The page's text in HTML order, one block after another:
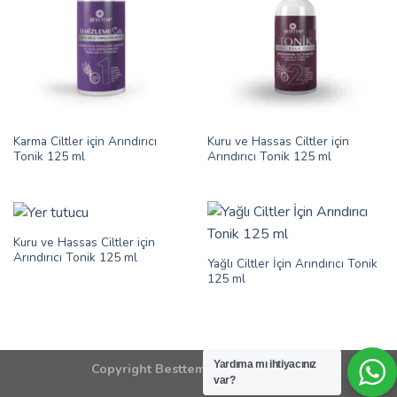
Karma Ciltler için Arındırıcı
Tonik 125 ml
Kuru ve Hassas Ciltler için
Arındırıcı Tonik 125 ml
Kuru ve Hassas Ciltler için
Arındırıcı Tonik 125 ml
Yağlı Ciltler İçin Arındırıcı Tonik
125 ml
Copyright Besttem Türkiye 2026 ©
Yardıma mı ihtiyacınız
var?